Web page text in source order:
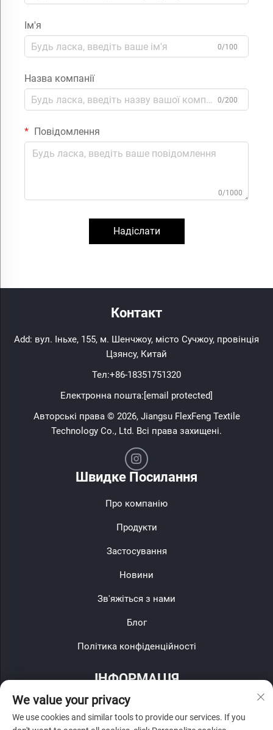
Ім'я
0/100
Назва компанії
0/200
Повідомлення
0/1000
Надіслати
Контакт
Add: вул. Іньхе, 155, м. Шенчжоу, місто Сучжоу, провінція
Цзянсу, Китай
Тел:+86-18351751320
Електронна пошта:[email protected]
Авторські права © 2026, Jiangsu FlexFeng Textile
Technology Co., Ltd. Всі права захищені.
Швидке Посилання
Про компанію
Продукти
Застосування
Новини
Зв'яжіться з нами
Блог
Політика конфіденційності
ІНФОРМАЦІЯ
Підпишіться, щоб отримувати наш щотижневий бюлетень
We value your privacy
We use cookies and similar tools to provide our services. If you